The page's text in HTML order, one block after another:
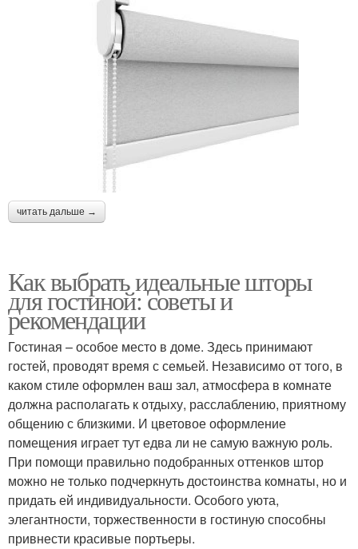
читать дальше →
Как выбрать идеальные шторы
для гостиной: советы и
рекомендации
Гостиная – особое место в доме. Здесь принимают
гостей, проводят время с семьей. Независимо от того, в
каком стиле оформлен ваш зал, атмосфера в комнате
должна располагать к отдыху, расслаблению, приятному
общению с близкими. И цветовое оформление
помещения играет тут едва ли не самую важную роль.
При помощи правильно подобранных оттенков штор
можно не только подчеркнуть достоинства комнаты, но и
придать ей индивидуальности. Особого уюта,
элегантности, торжественности в гостиную способны
привнести красивые портьеры.